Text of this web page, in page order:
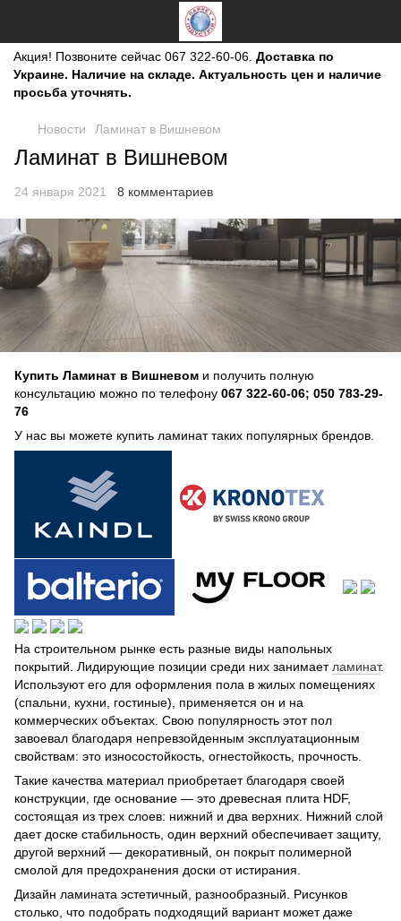
Акция! Позвоните сейчас 067 322-60-06. Доставка по
Украине. Наличие на складе. Актуальность цен и наличие
просьба уточнять.
Новости Ламинат в Вишневом
Ламинат в Вишневом
24 января 2021 8 комментариев
Купить Ламинат в Вишневом и получить полную
консультацию можно по телефону 067 322-60-06; 050 783-29-
76
У нас вы можете купить ламинат таких популярных брендов.
На строительном рынке есть разные виды напольных
покрытий. Лидирующие позиции среди них занимаетламинат.
Используют его для оформления пола в жилых помещениях
(спальни, кухни, гостиные), применяется он и на
коммерческих объектах. Свою популярность этот пол
завоевал благодаря непревзойденным эксплуатационным
свойствам: это износостойкость, огнестойкость, прочность.
Такие качества материал приобретает благодаря своей
конструкции, где основание — это древесная плита HDF,
состоящая из трех слоев: нижний и два верхних. Нижний слой
дает доске стабильность, один верхний обеспечивает защиту,
другой верхний — декоративный, он покрыт полимерной
смолой для предохранения доски от истирания.
Дизайн ламината эстетичный, разнообразный. Рисунков
столько, что подобрать подходящий вариант может даже